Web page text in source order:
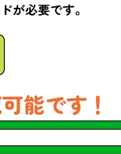
能です！